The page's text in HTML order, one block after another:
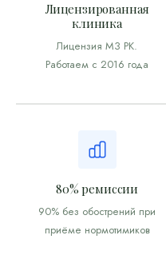
Лицензированная
клиника
Лицензия МЗ РК.
Работаем с 2016 года
80% ремиссии
90% без обострений при
приёме нормотимиков